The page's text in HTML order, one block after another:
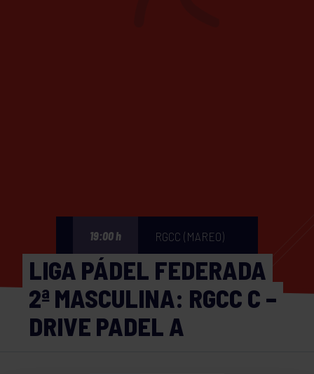
19:00 h RGCC (MAREO)
LIGA PÁDEL FEDERADA
2ª MASCULINA: RGCC C –
DRIVE PADEL A